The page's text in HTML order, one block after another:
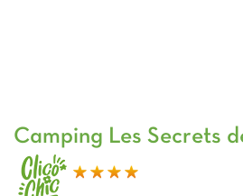
Camping Les Secrets